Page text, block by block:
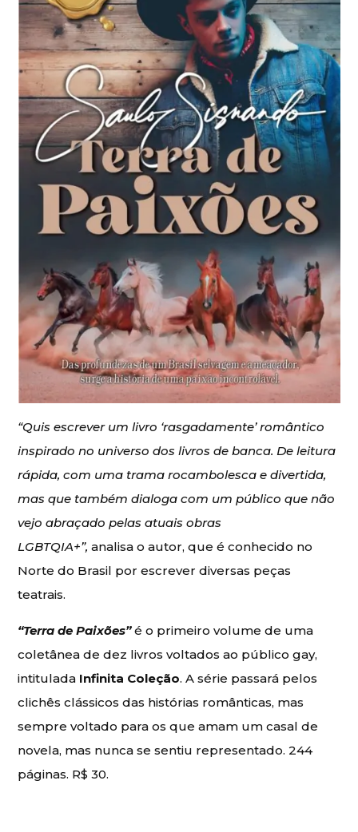
“Quis escrever um livro ‘rasgadamente’ romântico
inspirado no universo dos livros de banca. De leitura
rápida, com uma trama rocambolesca e divertida,
mas que também dialoga com um público que não
vejo abraçado pelas atuais obras
LGBTQIA+”,analisa o autor, que é conhecido no
Norte do Brasil por escrever diversas peças
teatrais.
“Terra de Paixões”é o primeiro volume de uma
coletânea de dez livros voltados ao público gay,
intitulada Infinita Coleção. A série passará pelos
clichês clássicos das histórias românticas, mas
sempre voltado para os que amam um casal de
novela, mas nunca se sentiu representado. 244
páginas. R$ 30.